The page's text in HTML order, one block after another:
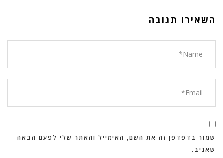
השאירו תגובה
שמור בדפדפן זה את השם, האימייל והאתר שלי לפעם הבאה
שאגיב.